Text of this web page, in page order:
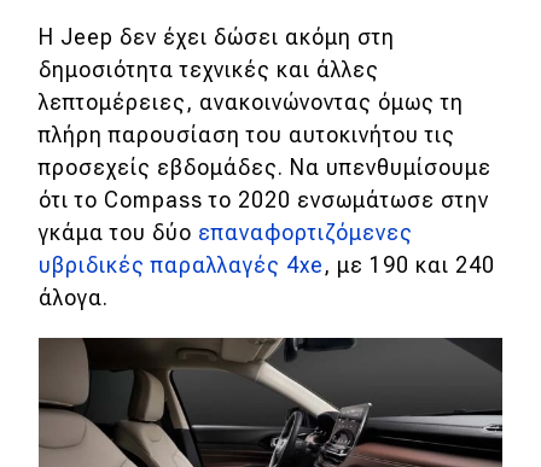
Συμβουλές
ΚΤΕΟ
Οδική βοήθεια
eDRIVE
DRIVE USED
Η Jeep δεν έχει δώσει ακόμη στη
δημοσιότητα τεχνικές και άλλες
λεπτομέρειες, ανακοινώνοντας όμως τη
πλήρη παρουσίαση του αυτοκινήτου τις
προσεχείς εβδομάδες. Να υπενθυμίσουμε
ότι το Compass το 2020 ενσωμάτωσε στην
γκάμα του δύο επαναφορτιζόμενες
υβριδικές παραλλαγές 4xe, με 190 και 240
άλογα.